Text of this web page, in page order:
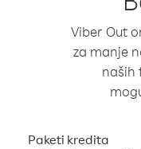
Viber Out
za manje
naših
Paketi kredita